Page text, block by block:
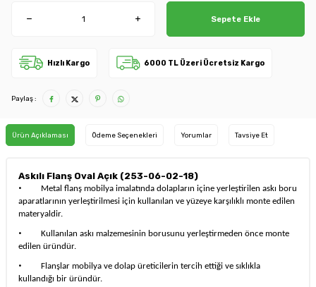
Sepete Ekle
Hızlı Kargo 6000 TL Üzeri Ücretsiz Kargo
Paylaş :
Ürün Açıklaması Ödeme Seçenekleri Yorumlar Tavsiye Et
Askılı Flanş Oval Açık (253-06-02-18)
·
Metal flanş mobilya imalatında dolapların içine yerleştirilen askı boru
aparatlarının yerleştirilmesi için kullanılan ve yüzeye karşılıklı monte edilen
materyaldir.
· Kullanılan askı malzemesinin borusunu yerleştirmeden önce monte
edilen üründür.
· Flanşlar mobilya ve dolap üreticilerin tercih ettiği ve sıklıkla
kullandığı bir üründür.